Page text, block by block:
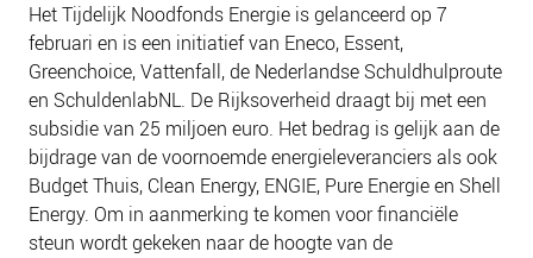
Het Tijdelijk Noodfonds Energie is gelanceerd op 7
februari en is een initiatief van Eneco, Essent,
Greenchoice, Vattenfall, de Nederlandse Schuldhulproute
en SchuldenlabNL. De Rijksoverheid draagt bij met een
subsidie van 25 miljoen euro. Het bedrag is gelijk aan de
bijdrage van de voornoemde energieleveranciers als ook
Budget Thuis, Clean Energy, ENGIE, Pure Energie en Shell
Energy. Om in aanmerking te komen voor financiële
steun wordt gekeken naar de hoogte van de